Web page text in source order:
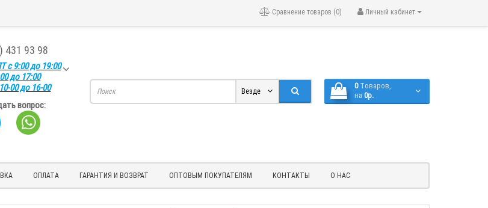
Личный кабинет
Сравнение товаров (0)
431 93 98
с 9:00 до 19:00
до 17:00
00 до 16-00
вопрос:
0 Tоваров,
на 0р.
Везде
ОПЛАТА ГАРАНТИЯ И ВОЗВРАТ ОПТОВЫМ ПОКУПАТЕЛЯМ КОНТАКТЫ О НАС